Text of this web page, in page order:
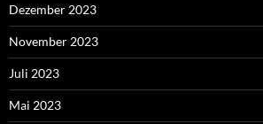
Dezember 2023
November 2023
Juli 2023
Mai 2023